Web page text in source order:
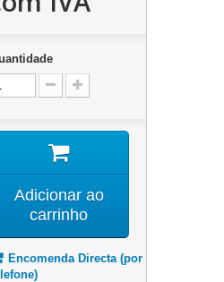
Adicionar ao
carrinho
Encomenda Directa (por